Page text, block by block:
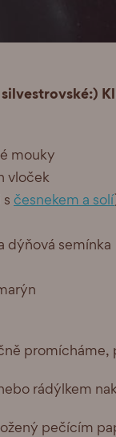
mouky
vloček
česnekem a solí
dýňová semínka
rádýlkem
pečícím